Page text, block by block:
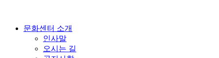
문화센터 소개
인사말
오시는 길